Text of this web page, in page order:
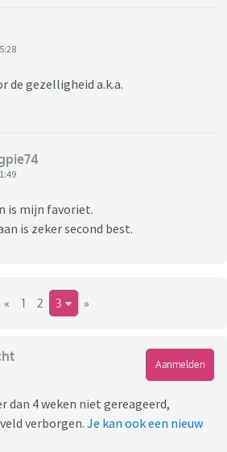
de gezelligheid a.k.a.
is mijn favoriet.
is zeker second best.
« 1 2 3 »
Aanmelden
dan 4 weken niet gereageerd,
verborgen. Je kan ook een nieuw